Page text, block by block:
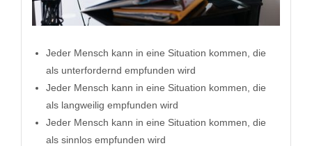
Jeder Mensch kann in eine Situation kommen, die
als unterfordernd empfunden wird
Jeder Mensch kann in eine Situation kommen, die
als langweilig empfunden wird
Jeder Mensch kann in eine Situation kommen, die
als sinnlos empfunden wird